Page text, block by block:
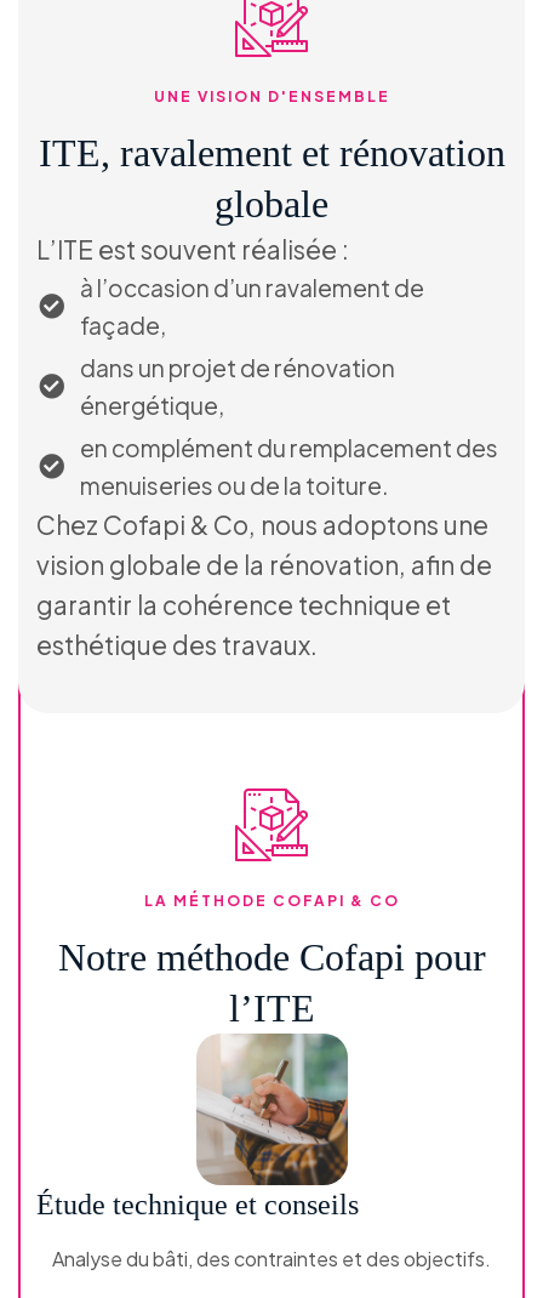
ITE, ravalement et rénovation
globale
UNE VISION D'ENSEMBLE
L’ITE est souvent réalisée :
à l’occasion d’un ravalement de
façade,
dans un projet de rénovation
énergétique,
en complément du remplacement des
menuiseries ou de la toiture.
Chez Cofapi & Co, nous adoptons une
vision globale de la rénovation, afin de
garantir la cohérence technique et
esthétique des travaux.
Notre méthode Cofapi pour
l’ITE
LA MÉTHODE COFAPI & CO
Étude technique et conseils
Analyse du bâti, des contraintes et des objectifs.